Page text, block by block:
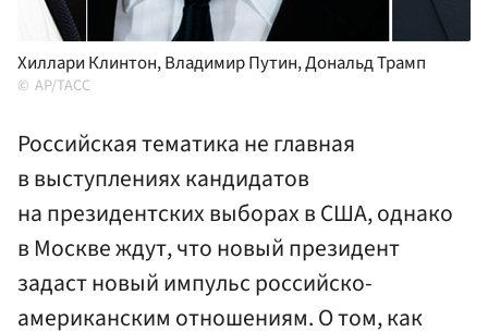
Хиллари Клинтон, Владимир Путин, Дональд Трамп
AP/ТАСС
Российская тематика не главная
в выступлениях кандидатов
на президентских выборах в США, однако
в Москве ждут, что новый президент
задаст новый импульс российско-
американским отношениям. О том, как